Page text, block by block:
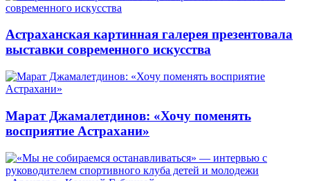
Астраханская картинная галерея презентовала
выставки современного искусства
Марат Джамалетдинов: «Хочу поменять
восприятие Астрахани»